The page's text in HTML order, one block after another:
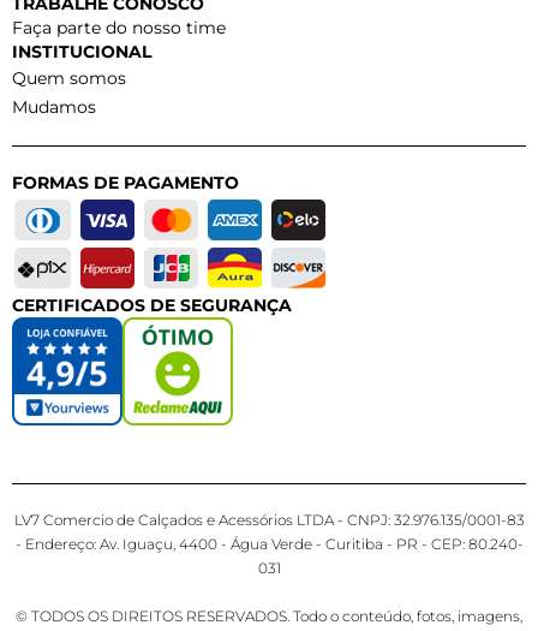
Faça parte do nosso time
INSTITUCIONAL
Quem somos
Mudamos
FORMAS DE PAGAMENTO
CERTIFICADOS DE SEGURANÇA
LV7 Comercio de Calçados e Acessórios LTDA - CNPJ: 32.976.135/0001-83
- Endereço: Av. Iguaçu, 4400 - Água Verde - Curitiba - PR - CEP: 80.240-
031
© TODOS OS DIREITOS RESERVADOS. Todo o conteúdo, fotos, imagens,